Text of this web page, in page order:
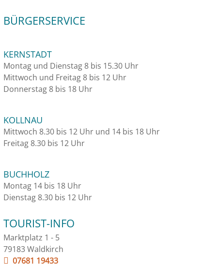
BÜRGERSERVICE
KERNSTADT
Montag und Dienstag 8 bis 15.30 Uhr
Mittwoch und Freitag 8 bis 12 Uhr
Donnerstag 8 bis 18 Uhr
KOLLNAU
Mittwoch 8.30 bis 12 Uhr und 14 bis 18 Uhr
Freitag 8.30 bis 12 Uhr
BUCHHOLZ
Montag 14 bis 18 Uhr
Dienstag 8.30 bis 12 Uhr
TOURIST-INFO
Marktplatz 1 - 5
79183 Waldkirch
07681 19433